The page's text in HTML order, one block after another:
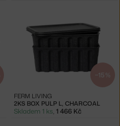
−15 %
2KS BOX PULP L, CHARCOAL
FERM LIVING
Skladem 1 ks, 1 466 Kč